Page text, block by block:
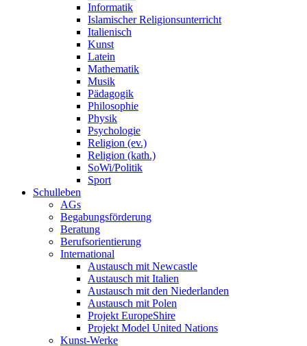
Informatik
Islamischer Religionsunterricht
Italienisch
Kunst
Latein
Mathematik
Musik
Pädagogik
Philosophie
Physik
Psychologie
Religion (ev.)
Religion (kath.)
SoWi/Politik
Sport
Schulleben
AGs
Begabungsförderung
Beratung
Berufsorientierung
International
Austausch mit Newcastle
Austausch mit Italien
Austausch mit den Niederlanden
Austausch mit Polen
Projekt EuropeShire
Projekt Model United Nations
Kunst-Werke